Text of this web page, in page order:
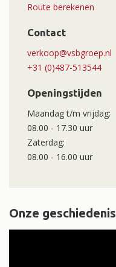
Route berekenen
Contact
verkoop@vsbgroep.nl
+31 (0)487-513544
Openingstijden
Maandag t/m vrijdag:
08.00 - 17.30 uur
Zaterdag:
08.00 - 16.00 uur
Onze geschiedenis